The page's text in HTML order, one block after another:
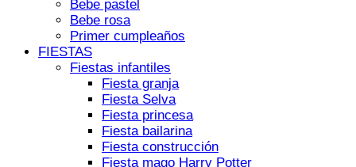
Bebe pastel
Bebe rosa
Primer cumpleaños
FIESTAS
Fiestas infantiles
Fiesta granja
Fiesta Selva
Fiesta princesa
Fiesta bailarina
Fiesta construcción
Fiesta mago Harry Potter